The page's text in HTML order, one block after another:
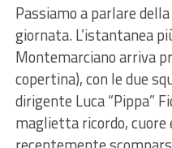
Passiamo a parlare della
giornata. L’istantanea
Montemarciano arriva
copertina), con le due
dirigente Luca “Pippa”
maglietta ricordo, cuore